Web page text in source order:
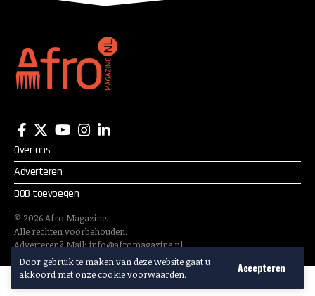
Door gebruik te maken van deze website gaat u
akkoord met onze cookie voorwaarden.
Accepteren
Over ons
Adverteren
BOB toevoegen
© 2026Afro Magazine.
Alle rechten voorbehouden.
Adverteren? Mail:info@afromagazine.nl